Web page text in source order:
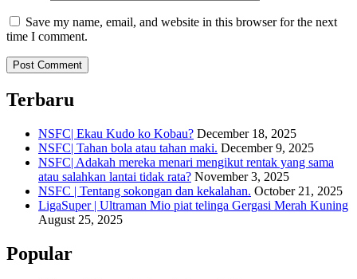
Save my name, email, and website in this browser for the next
time I comment.
Terbaru
NSFC| Ekau Kudo ko Kobau? December 18, 2025
NSFC| Tahan bola atau tahan maki. December 9, 2025
NSFC| Adakah mereka menari mengikut rentak yang sama
atau salahkan lantai tidak rata? November 3, 2025
NSFC | Tentang sokongan dan kekalahan. October 21, 2025
LigaSuper | Ultraman Mio piat telinga Gergasi Merah Kuning
August 25, 2025
Popular